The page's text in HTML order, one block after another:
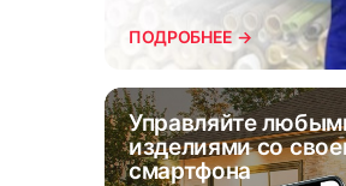
ПОДРОБНЕЕ →
Управляйте
изделиями со
смартфона